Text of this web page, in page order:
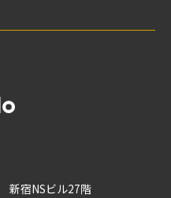
新宿NSビル27階